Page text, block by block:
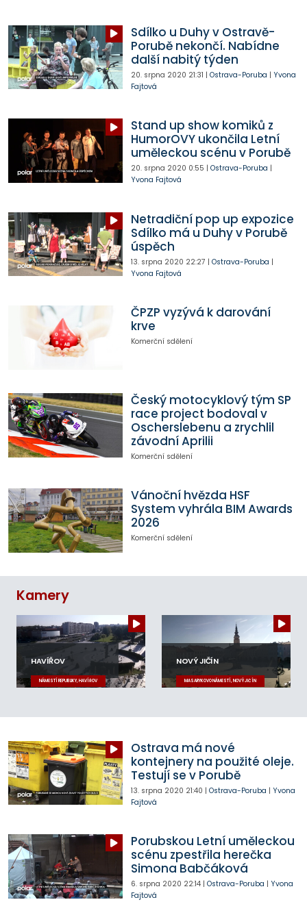
Sdílko u Duhy v Ostravě-
Porubě nekončí. Nabídne
další nabitý týden
20. srpna 2020 21:31 | Ostrava-Poruba | Yvona
Fajtová
Stand up show komiků z
HumorOVY ukončila Letní
uměleckou scénu v Porubě
20. srpna 2020 0:55 | Ostrava-Poruba |
Yvona Fajtová
Netradiční pop up expozice
Sdílko má u Duhy v Porubě
úspěch
13. srpna 2020 22:27 | Ostrava-Poruba |
Yvona Fajtová
ČPZP vyzývá k darování
krve
Komerční sdělení
Český motocyklový tým SP
race project bodoval v
Oscherslebenu a zrychlil
závodní Aprilii
Komerční sdělení
Vánoční hvězda HSF
System vyhrála BIM Awards
2026
Komerční sdělení
Kamery
HAVÍŘOV
NÁMĚSTÍ REPUBLIKY, HAVÍŘOV
NOVÝ JIČÍN
MASARYKOVO NÁMĚSTÍ, NOVÝ JIČÍN
Ostrava má nové
kontejnery na použité oleje.
Testují se v Porubě
13. srpna 2020 21:40 | Ostrava-Poruba | Yvona
Fajtová
Porubskou Letní uměleckou
scénu zpestřila herečka
Simona Babčáková
6. srpna 2020 22:14| Ostrava-Poruba | Yvona
Fajtová